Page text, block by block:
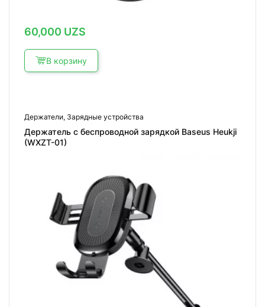
60,000 UZS
В корзину
Держатели, Зарядные устройства
Держатель с беспроводной зарядкой Baseus Heukji
(WXZT-01)